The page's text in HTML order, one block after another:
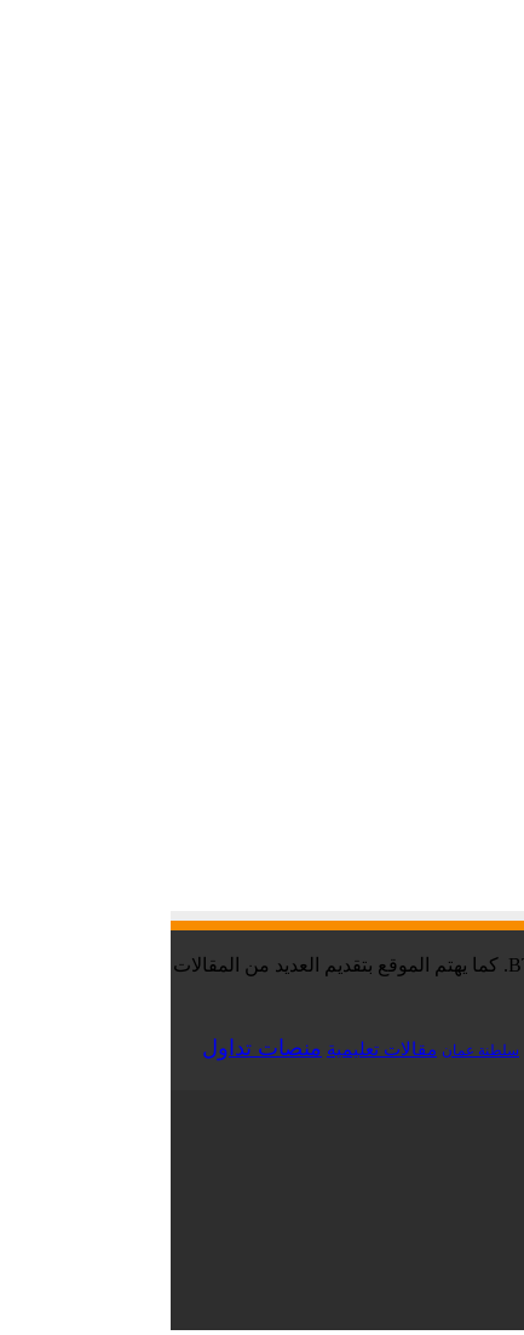
موقع تقني نت – Tekany Net : هو أحد أفضل مواقع أخبار العملات الرقمية والبيتكوين ، والافضل في مجال تعليم العملات الرقمية والبيتكوين BTC. كما يهتم الموقع بتقديم العديد من المقالات
سلطنة عمان مقالات تعليمية منصات تداول